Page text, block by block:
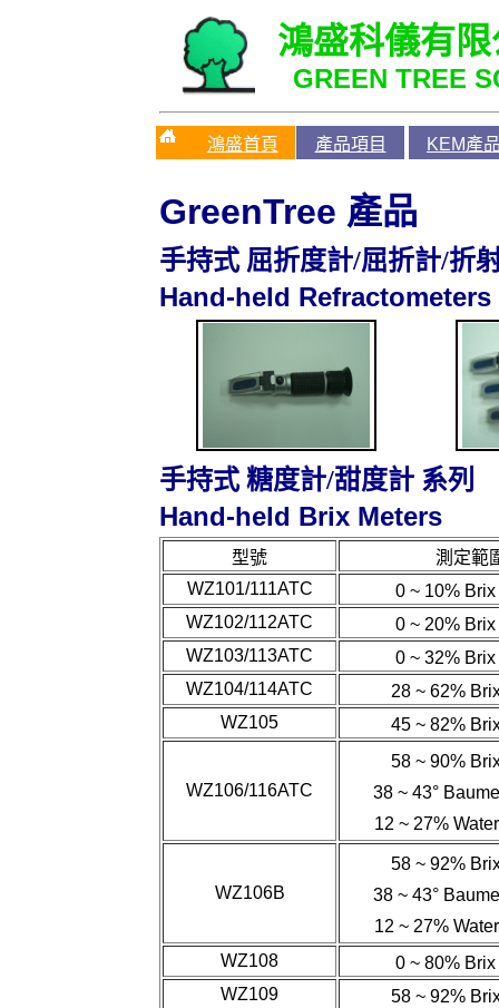
鴻盛科儀有
GREEN TREE
鴻盛首頁 產品項目 KEM產
GreenTree 產品
手持式 屈折度計/屈折計/折
Hand-held Refractometers
手持式 糖度計/甜度計 系列
Hand-held Brix Meters
型號
測定範
WZ101/111ATC
0 ~ 10%
WZ102/112ATC
0 ~ 20%
WZ103/113ATC
0 ~ 32%
WZ104/114ATC
28 ~ 62%
WZ105
45 ~ 82%
WZ106/116ATC
58 ~ 90%
38 ~ 43°
12 ~ 27%
WZ106B
58 ~ 92%
38 ~ 43°
12 ~ 27%
WZ108
0 ~ 80%
WZ109
58 ~ 92%